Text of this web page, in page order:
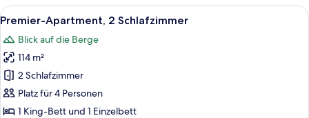
Schlafzimmer
Alle
Fotos
für
Premier-
Apartment,
2 Schlafzimmer
anzeigen
Ein modernes Wohnzimmer mit
9
Premier-Apartment, 2 Schlafzimmer
Blick auf die Berge
114 m²
2 Schlafzimmer
Platz für 4 Personen
1 King-Bett und 1 Einzelbett